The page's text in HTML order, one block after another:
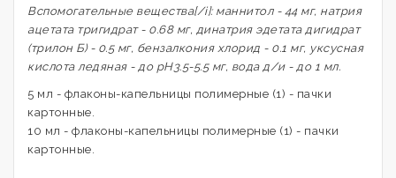
Вспомогательные вещества[/i]: маннитол - 44 мг, натрия
ацетата тригидрат - 0.68 мг, динатрия эдетата дигидрат
(трилон Б) - 0.5 мг, бензалкония хлорид - 0.1 мг, уксусная
кислота ледяная - до pH3.5-5.5 мг, вода д/и - до 1 мл.
5 мл - флаконы-капельницы полимерные (1) - пачки
картонные.
10 мл - флаконы-капельницы полимерные (1) - пачки
картонные.